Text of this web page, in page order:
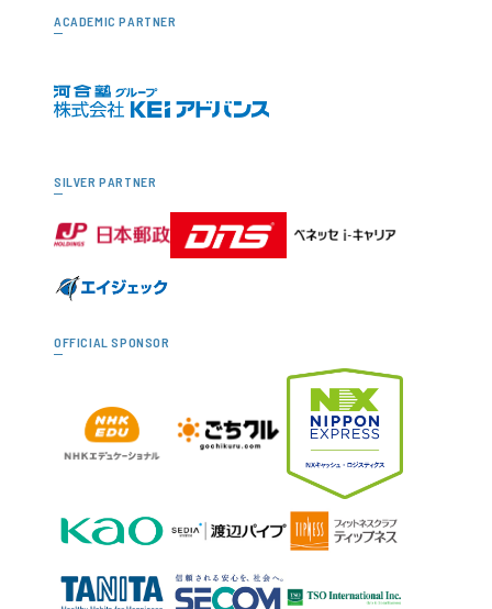
ACADEMIC PARTNER
SILVER PARTNER
OFFICIAL SPONSOR